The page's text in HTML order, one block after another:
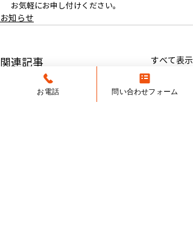
お気軽にお申し付けください。
お知らせ
関連記事 すべて表示
お電話 問い合わせフォーム